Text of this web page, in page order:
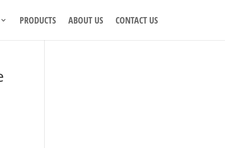
PRODUCTS ABOUT US CONTACT US